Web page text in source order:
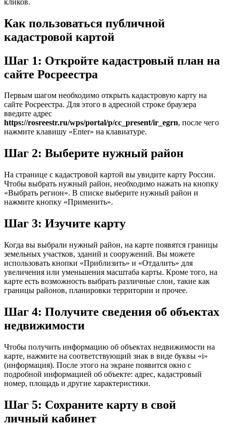
Как пользоваться публичной
кадастровой картой
Шаг 1: Откройте кадастровый план на
сайте Росреестра
Первым шагом необходимо открыть кадастровую карту на
сайте Росреестра. Для этого в адресной строке браузера
введите адрес
https://rosreestr.ru/wps/portal/p/cc_present/ir_egrn, после чего
нажмите клавишу «Enter» на клавиатуре.
Шаг 2: Выберите нужный район
На странице с кадастровой картой вы увидите карту России.
Чтобы выбрать нужный район, необходимо нажать на кнопку
«Выбрать регион». В списке выберите нужный район и
нажмите кнопку «Применить».
Шаг 3: Изучите карту
Когда вы выбрали нужный район, на карте появятся границы
земельных участков, зданий и сооружений. Вы можете
использовать кнопки «Приблизить» и «Отдалить» для
увеличения или уменьшения масштаба карты. Кроме того, на
карте есть возможность выбрать различные слои, такие как
границы районов, планировки территории и прочее.
Шаг 4: Получите сведения об объектах
недвижимости
Чтобы получить информацию об объектах недвижимости на
карте, нажмите на соответствующий знак в виде буквы «i»
(информация). После этого на экране появится окно с
подробной информацией об объекте: адрес, кадастровый
номер, площадь и другие характеристики.
Шаг 5: Сохраните карту в свой
личный кабинет